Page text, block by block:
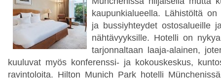
kaupunkialueella. Lähistöltä
ja bussiyhteydet ostosalueille
nähtävyyksille. Hotelli on
tarjonnaltaan laaja-alainen,
kuuluvat myös konferenssi- ja kokouskeskus,
ravintoloita. Hilton Munich Park hotelli